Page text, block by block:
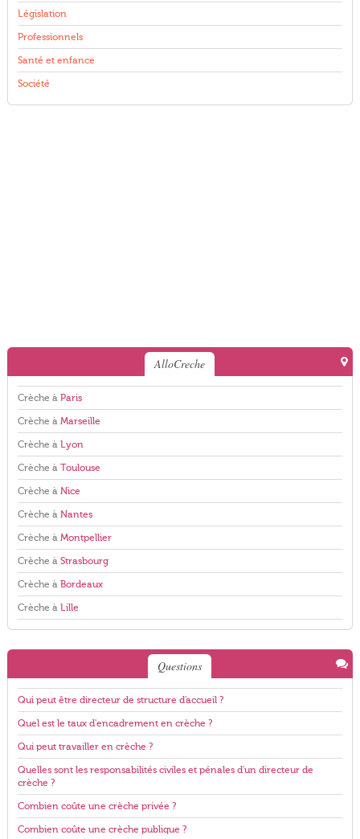
Législation
Professionnels
Santé et enfance
Société
AlloCreche
Crèche à Paris
Crèche à Marseille
Crèche à Lyon
Crèche à Toulouse
Crèche à Nice
Crèche à Nantes
Crèche à Montpellier
Crèche à Strasbourg
Crèche à Bordeaux
Crèche à Lille
Questions
Qui peut être directeur de structure d'accueil ?
Quel est le taux d'encadrement en crèche ?
Qui peut travailler en crèche ?
Quelles sont les responsabilités civiles et pénales d'un directeur de
crèche ?
Combien coûte une crèche privée ?
Combien coûte une crèche publique ?